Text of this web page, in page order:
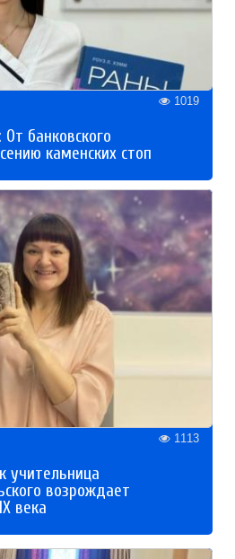
1019
банковского
каменских стоп
1113
учительница
возрождает
века